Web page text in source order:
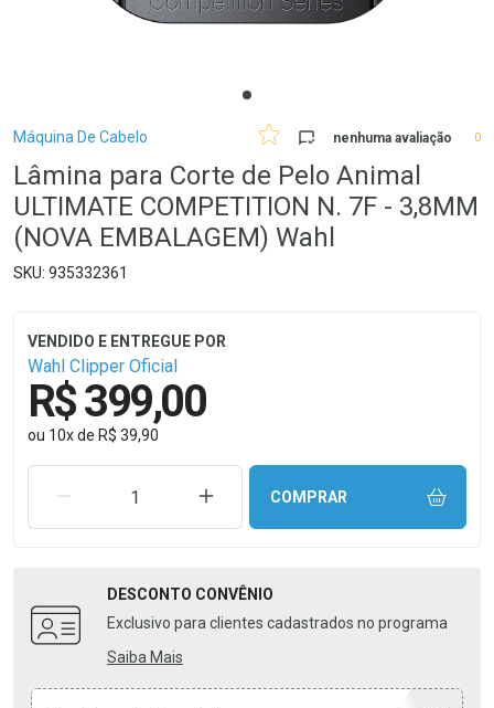
Breadcrumb
Máquina De Cabelo nenhuma avaliação 0
Lâmina para Corte de Pelo Animal
ULTIMATE COMPETITION N. 7F - 3,8MM
(NOVA EMBALAGEM) Wahl
935332361
Wahl Clipper Oficial
R$ 399,00
ou 10xde R$ 39,90
REMOVER UMA UNIDADEAUMENTAR UMA UNIDADE
COMPRAR
DESCONTO CONVÊNIO
Exclusivo para clientes cadastrados no programa
Saiba Mais